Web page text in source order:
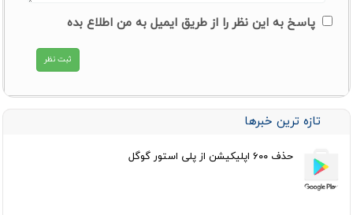
پاسخ به این نظر را از طریق ایمیل به من اطلاع بده
تازه ترین خبرها
حذف ۶۰۰ اپلیکیشن از پلی استور گوگل